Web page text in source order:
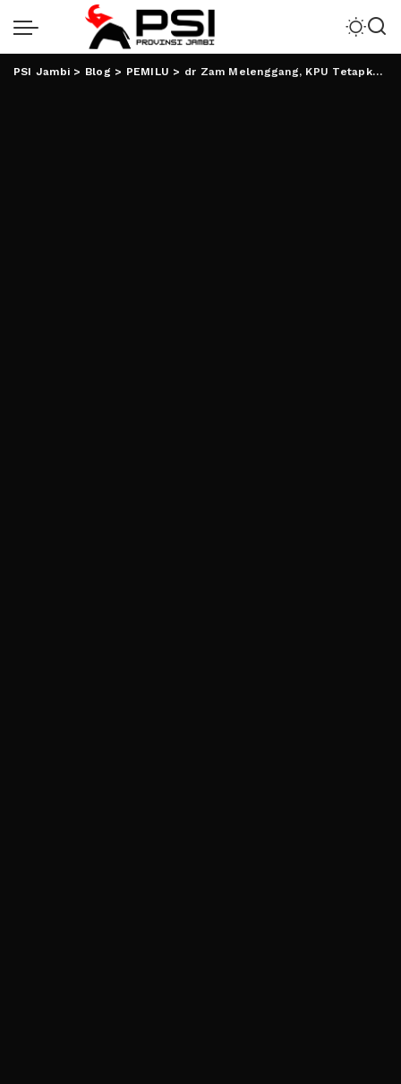
PSI Jambi > Blog > PEMILU > dr Zam Melenggang, KPU Tetapkan 952 DCT